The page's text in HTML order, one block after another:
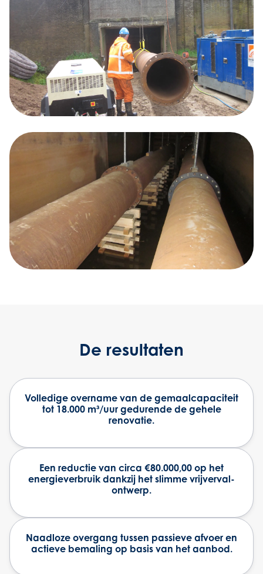
De resultaten
Volledige overname van de gemaalcapaciteit
tot 18.000 m³/uur gedurende de gehele
renovatie.
Een reductie van circa €80.000,00 op het
energieverbruik dankzij het slimme vrijverval-
ontwerp.
Naadloze overgang tussen passieve afvoer en
actieve bemaling op basis van het aanbod.